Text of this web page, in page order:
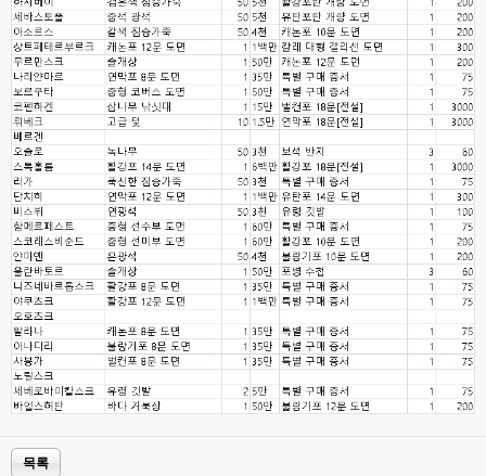
목록
esils 00:17
음
esils 00:18
폰으로 접속해보니 3이 되는데
esils
나가도 3이네 하핫 ...
고게임77 00:18
ㅋㅋㅋㅋㅋㅋㅋㅋ
esils 00:19
이게 db 접속자수로 잡는형태로 해서 그런가 ;;
고게임77
밑에 일반웹게임이 더있었네요
esils
아 이제 2로 돌아왔군요
esils 00:19
다 펼쳐두면 너무길어서 ..